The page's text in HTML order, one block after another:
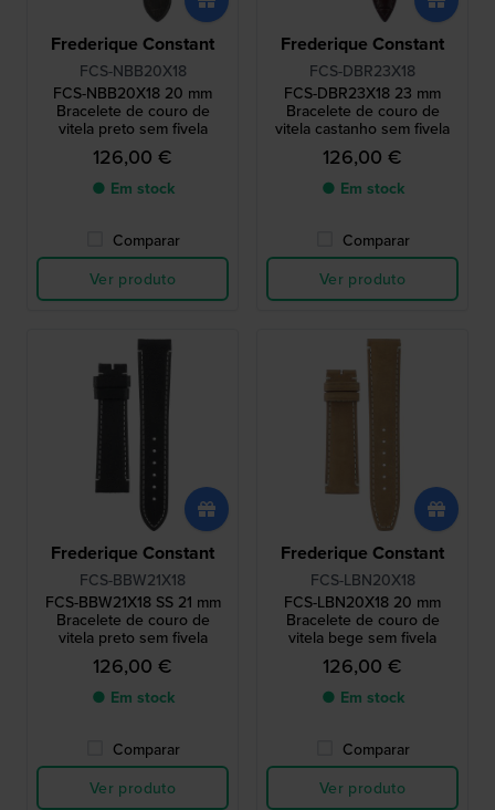
Frederique Constant
FCS-NBB20X18
FCS-NBB20X18 20 mm
Bracelete de couro de
vitela preto sem fivela
126,00 €
● Em stock
Comparar
Ver produto
Frederique Constant
FCS-DBR23X18
FCS-DBR23X18 23 mm
Bracelete de couro de
vitela castanho sem fivela
126,00 €
● Em stock
Comparar
Ver produto
Frederique Constant
FCS-BBW21X18
FCS-BBW21X18 SS 21 mm
Bracelete de couro de
vitela preto sem fivela
126,00 €
● Em stock
Comparar
Ver produto
Frederique Constant
FCS-LBN20X18
FCS-LBN20X18 20 mm
Bracelete de couro de
vitela bege sem fivela
126,00 €
● Em stock
Comparar
Ver produto